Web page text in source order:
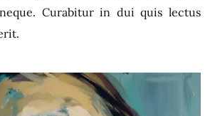
Curabitur in dui quis lectus